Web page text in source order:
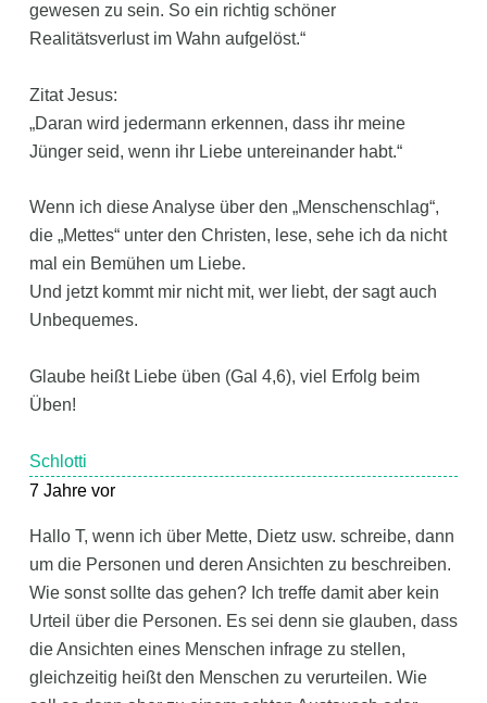
gewesen zu sein. So ein richtig schöner
Realitätsverlust im Wahn aufgelöst.“
Zitat Jesus:
„Daran wird jedermann erkennen, dass ihr meine
Jünger seid, wenn ihr Liebe untereinander habt.“
Wenn ich diese Analyse über den „Menschenschlag“,
die „Mettes“ unter den Christen, lese, sehe ich da nicht
mal ein Bemühen um Liebe.
Und jetzt kommt mir nicht mit, wer liebt, der sagt auch
Unbequemes.
Glaube heißt Liebe üben (Gal 4,6), viel Erfolg beim
Üben!
Schlotti
7 Jahre vor
Hallo T, wenn ich über Mette, Dietz usw. schreibe, dann
um die Personen und deren Ansichten zu beschreiben.
Wie sonst sollte das gehen? Ich treffe damit aber kein
Urteil über die Personen. Es sei denn sie glauben, dass
die Ansichten eines Menschen infrage zu stellen,
gleichzeitig heißt den Menschen zu verurteilen. Wie